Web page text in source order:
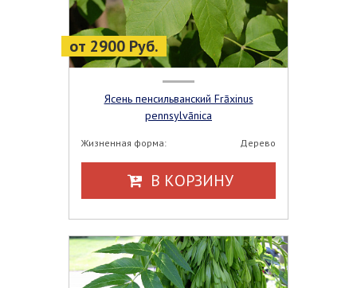
от 2900 Руб.
Ясень пенсильванский Frāxinus
pennsylvānica
Жизненная форма: Дерево
В КОРЗИНУ